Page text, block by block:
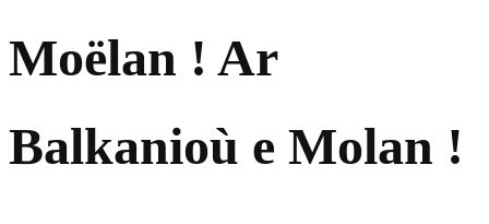
Moëlan ! Ar
Balkanioù e Molan !